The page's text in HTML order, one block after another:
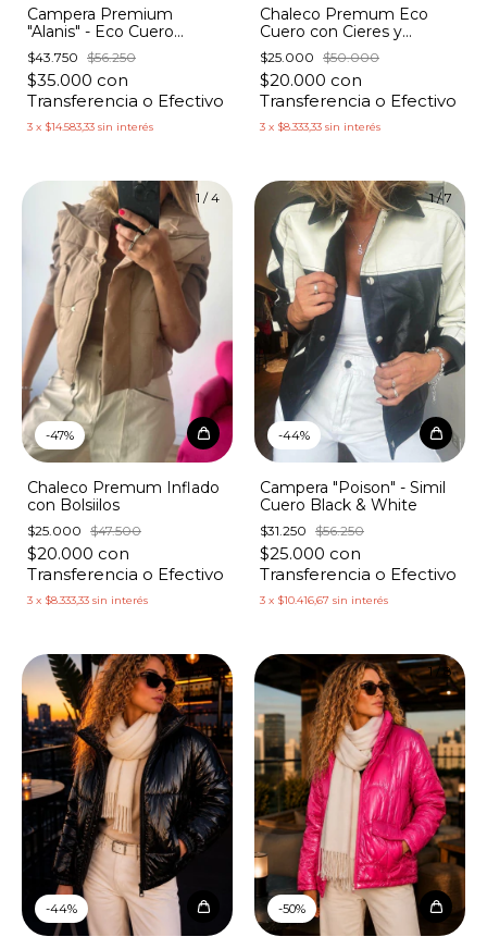
Campera Premium
"Alanis" - Eco Cuero
Hombros Matelasse
$43.750 $56.250
$35.000 con
Transferencia o Efectivo
3 x $14.583,33 sin interés
Chaleco Premum Eco
Cuero con Cieres y
Botones
$25.000 $50.000
$20.000 con
Transferencia o Efectivo
3 x $8.333,33 sin interés
1 /4
-47%
Chaleco Premum Inflado
con Bolsiilos
$25.000 $47.500
$20.000 con
Transferencia o Efectivo
3 x $8.333,33 sin interés
1/7
-44%
Campera "Poison" - Simil
Cuero Black & White
$31.250 $56.250
$25.000 con
Transferencia o Efectivo
3 x $10.416,67 sin interés
/
-44%
1/8
-50%